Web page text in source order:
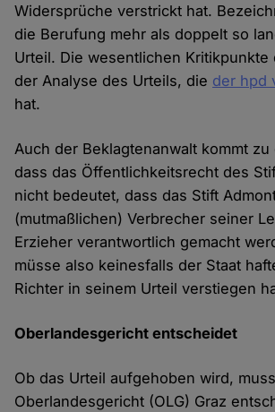
Widersprüche verstrickt hat.
die Berufung mehr als doppelt so
Urteil. Die wesentlichen Kritikpunkte
der Analyse des Urteils, die der hpd
hat.
Auch der Beklagtenanwalt kommt zu
dass das Öffentlichkeitsrecht des
nicht bedeutet, dass das Stift
(mutmaßlichen) Verbrecher seiner
Erzieher verantwortlich gemacht
müsse also keinesfalls der Staat
Richter in seinem Urteil verstiegen
Oberlandesgericht entscheidet
Ob das Urteil aufgehoben wird,
Oberlandesgericht (OLG) Graz